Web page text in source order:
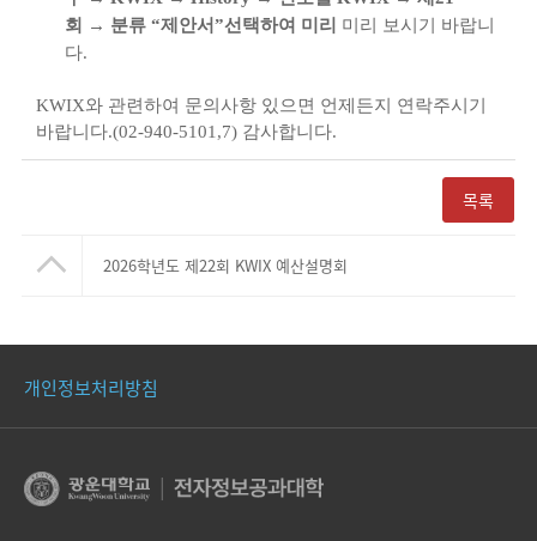
회
→ 분류“제안서”선택하여 미리 미리 보시기 바랍니
다.
KWIX와 관련하여 문의사항 있으면 언제든지 연락주시기
바랍니다.(02-940-5101,7) 감사합니다.
목록
2026학년도 제22회 KWIX 예산설명회
개인정보처리방침